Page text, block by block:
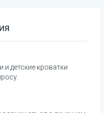
детские кроватки